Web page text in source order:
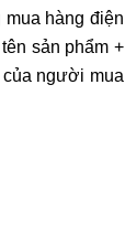
mua hàng điện
sản phẩm +
người mua